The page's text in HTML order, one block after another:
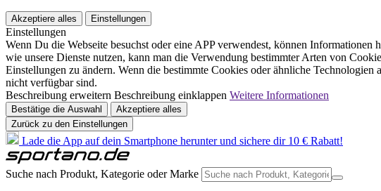
Akzeptiere alles Einstellungen
Einstellungen
Wenn Du die Webseite besuchst oder eine APP verwendest, können
wie unsere Dienste nutzen, kann man die Verwendung bestimmter Arten von
Einstellungen zu ändern. Wenn die bestimmte Cookies oder ähnliche
nicht verfügbar sind.
Beschreibung erweitern Beschreibung einklappen Weitere Informationen
Bestätige die Auswahl
Akzeptiere alles
Zurück zu den Einstellungen
Lade die App auf dein Smartphone herunter und sichere dir 10 € Rabatt!
Suche nach Produkt, Kategorie oder Marke